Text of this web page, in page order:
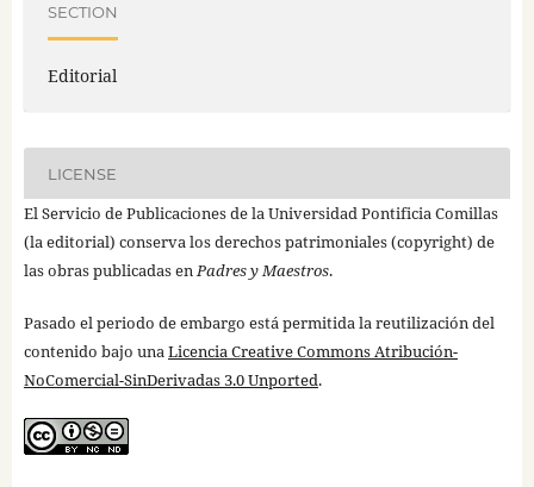
SECTION
Editorial
LICENSE
El Servicio de Publicaciones de la Universidad Pontificia Comillas
(la editorial) conserva los derechos patrimoniales (copyright) de
las obras publicadas enPadres y Maestros.
Pasado el periodo de embargo está permitida la reutilización del
contenido bajo unaLicencia Creative Commons Atribución-
NoComercial-SinDerivadas 3.0 Unported.